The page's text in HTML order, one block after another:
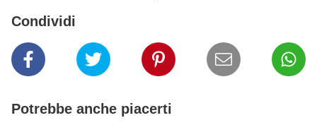
Condividi
Potrebbe anche piacerti